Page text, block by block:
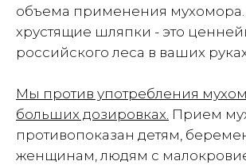
объема применения мухомора.
хрустящие шляпки - это
российского леса в ваших
Мы против употребления
больших дозировках. Прием
противопоказан детям,
женщинам, людям с